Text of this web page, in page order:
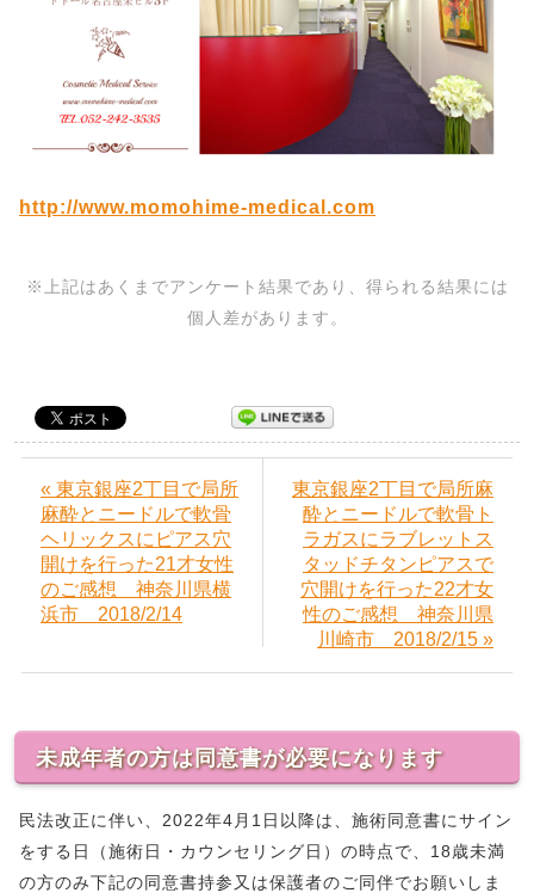
http://www.momohime-medical.com
※上記はあくまでアンケート結果であり、得られる結果には
個人差があります。
« 東京銀座2丁目で局所
麻酔とニードルで軟骨
ヘリックスにピアス穴
開けを行った21才女性
のご感想 神奈川県横
浜市 2018/2/14
東京銀座2丁目で局所麻
酔とニードルで軟骨ト
ラガスにラブレットス
タッドチタンピアスで
穴開けを行った22才女
性のご感想 神奈川県
川崎市 2018/2/15 »
未成年者の方は同意書が必要になります
民法改正に伴い、2022年4月1日以降は、施術同意書にサイン
をする日（施術日・カウンセリング日）の時点で、18歳未満
の方のみ下記の同意書持参又は保護者のご同伴でお願いしま